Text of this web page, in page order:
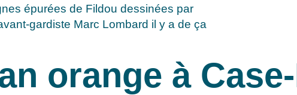
épurées de Fildou dessinées par
gardiste Marc Lombard il y a de ça
orange à